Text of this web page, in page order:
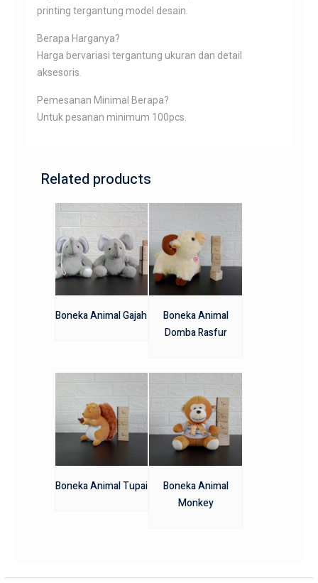
printing tergantung model desain.
Berapa Harganya?
Harga bervariasi tergantung ukuran dan detail
aksesoris.
Pemesanan Minimal Berapa?
Untuk pesanan minimum 100pcs.
Related products
Boneka Animal Gajah
Boneka Animal
Domba Rasfur
Boneka Animal Tupai
Boneka Animal
Monkey